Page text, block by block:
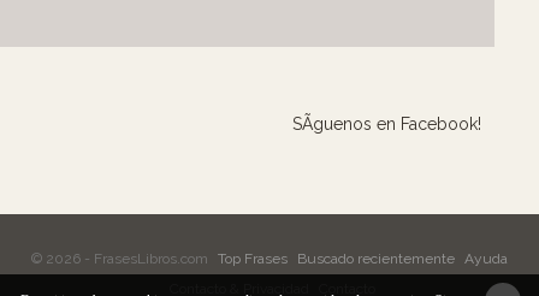
SÃ­guenos en Facebook!
© 2026 - FrasesLibros.com Top Frases Buscado recientemente Ayuda